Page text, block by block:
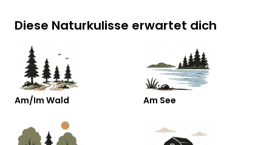
Diese Naturkulisse erwartet dich
Am/Im Wald Am See